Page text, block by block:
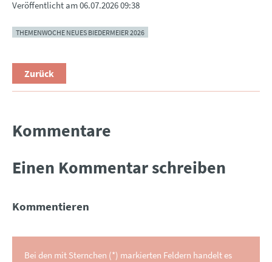
Veröffentlicht am06.07.2026 09:38
THEMENWOCHE NEUES BIEDERMEIER 2026
Zurück
Kommentare
Einen Kommentar schreiben
Kommentieren
Bei den mit Sternchen (*) markierten Feldern handelt es